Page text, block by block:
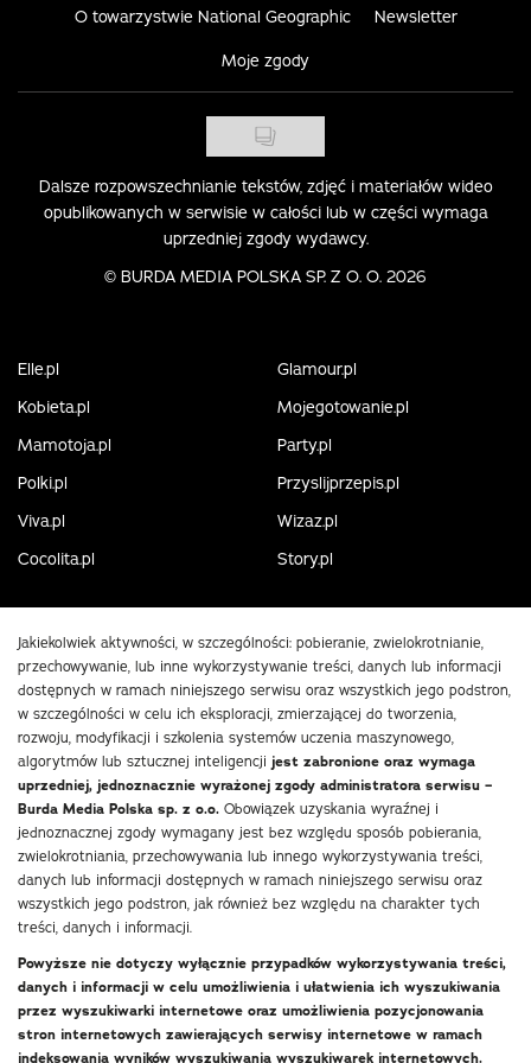
O towarzystwie National Geographic Newsletter
Moje zgody
Dalsze rozpowszechnianie tekstów, zdjęć i materiałów wideo
opublikowanych w serwisie w całości lub w części wymaga
uprzedniej zgody wydawcy.
© BURDA MEDIA POLSKA SP. Z O. O. 2026
Elle.pl
Glamour.pl
Kobieta.pl
Mojegotowanie.pl
Mamotoja.pl
Party.pl
Polki.pl
Przyslijprzepis.pl
Viva.pl
Wizaz.pl
Cocolita.pl
Story.pl
Jakiekolwiek aktywności, w szczególności: pobieranie, zwielokrotnianie,
przechowywanie, lub inne wykorzystywanie treści, danych lub informacji
dostępnych w ramach niniejszego serwisu oraz wszystkich jego podstron,
w szczególności w celu ich eksploracji, zmierzającej do tworzenia,
rozwoju, modyfikacji i szkolenia systemów uczenia maszynowego,
algorytmów lub sztucznej inteligencji jest zabronione oraz wymaga
uprzedniej, jednoznacznie wyrażonej zgody administratora serwisu –
Burda Media Polska sp. z o.o. Obowiązek uzyskania wyraźnej i
jednoznacznej zgody wymagany jest bez względu sposób pobierania,
zwielokrotniania, przechowywania lub innego wykorzystywania treści,
danych lub informacji dostępnych w ramach niniejszego serwisu oraz
wszystkich jego podstron, jak również bez względu na charakter tych
treści, danych i informacji.
Powyższe nie dotyczy wyłącznie przypadków wykorzystywania treści,
danych i informacji w celu umożliwienia i ułatwienia ich wyszukiwania
przez wyszukiwarki internetowe oraz umożliwienia pozycjonowania
stron internetowych zawierających serwisy internetowe w ramach
indeksowania wyników wyszukiwania wyszukiwarek internetowych.